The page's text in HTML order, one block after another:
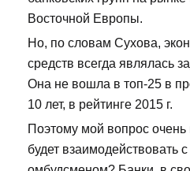
Восточной Европы.
Но, по словам Сухова,
средств всегда являлась
Она не вошла в топ-25 в
10 лет, в рейтинге 2015 г.
Поэтому мой вопрос очень
будет взаимодействовать